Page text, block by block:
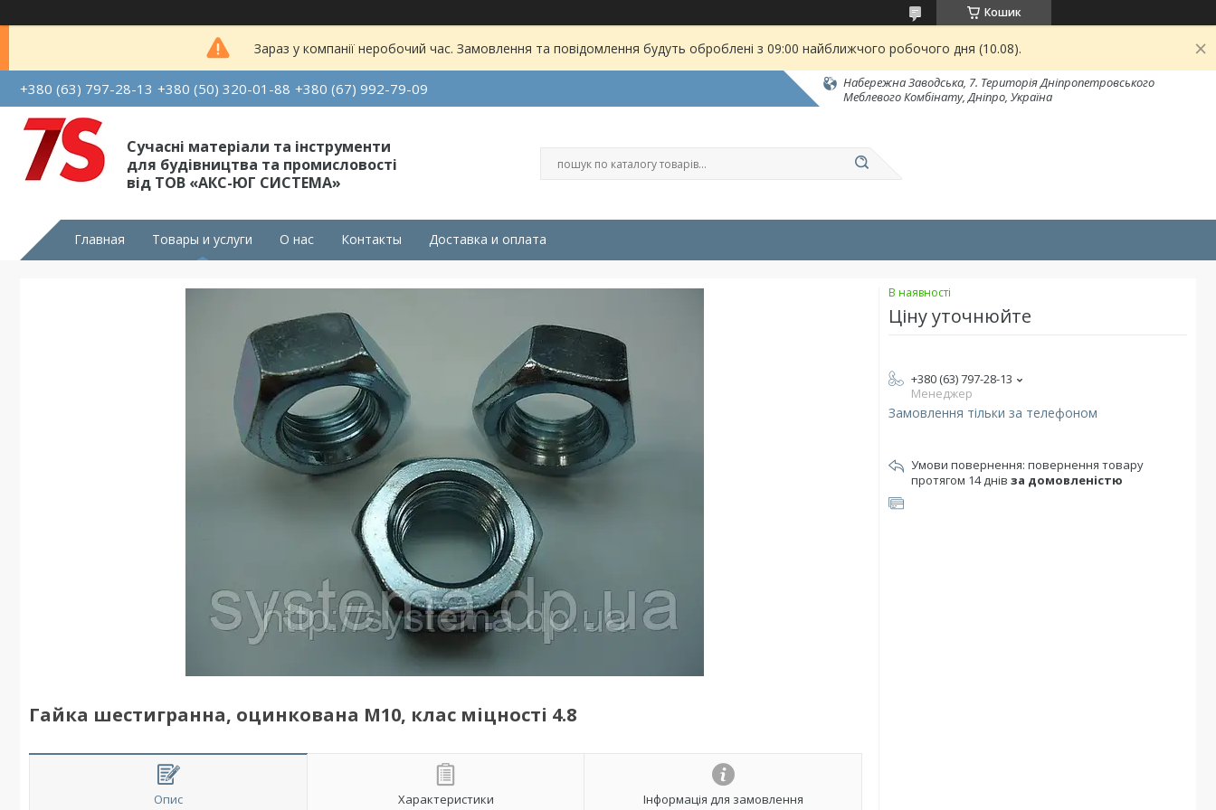
Кошик
Зараз у компанії неробочий час. Замовлення та повідомлення будуть оброблені з 09:00 найближчого робочого дня (10.08).
+380 (63) 797-28-13 +380 (50) 320-01-88 +380 (67) 992-79-09
Набережна Заводська, 7. Територія Дніпропетровського
Меблевого Комбінату, Дніпро, Україна
Сучасні матеріали та інструменти
для будівництва та промисловості
від ТОВ «АКС-ЮГ СИСТЕМА»
Главная Товары и услуги О нас Контакты Доставка и оплата
Гайка шестигранна, оцинкована М10, клас міцності 4.8
Опис Характеристики Інформація для замовлення
В наявності
Ціну уточнюйте
+380 (63) 797-28-13
Менеджер
Замовлення тільки за телефоном
повернення товару
протягом 14 днів за домовленістю